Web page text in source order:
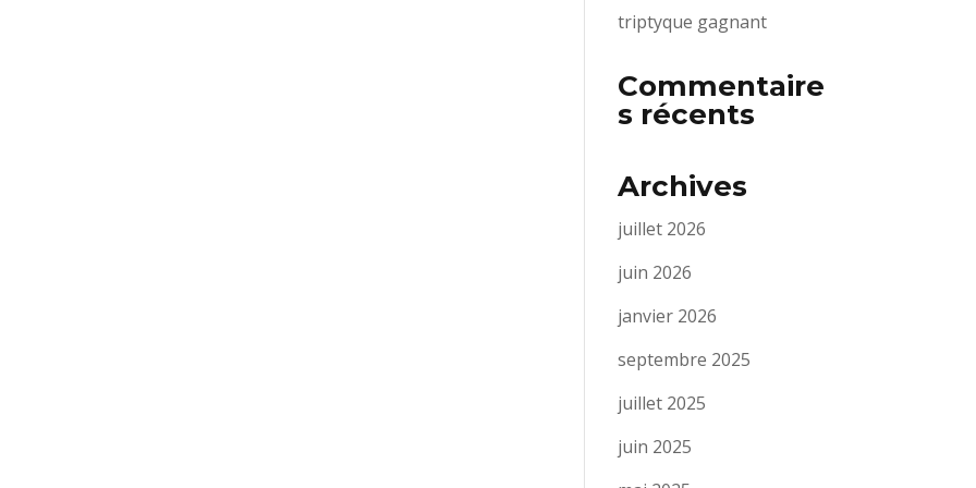
triptyque gagnant
Commentaire
s récents
Archives
juillet 2026
juin 2026
janvier 2026
septembre 2025
juillet 2025
juin 2025